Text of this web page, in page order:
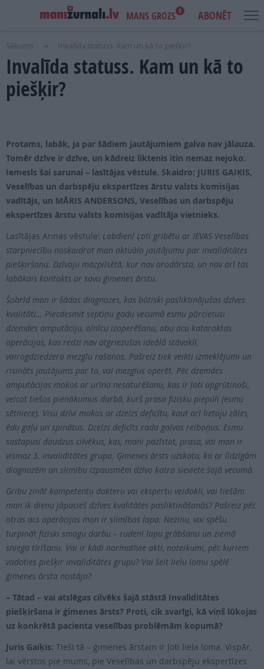
MANS GROZS 0
USER
ACCOUNT
MENU
MAIN
NAVIGATION
IENĀKT
IZDEVUMI
LASI PAR BRĪVU
REKLĀMA
IZDEVNIECĪBA
PROJEKTI
SEARCH
ABONĒT
Sākums Invalīda statuss. Kam un kā to piešķir?
Invalīda statuss. Kam un kā to
piešķir?
Protams, labāk, ja par šādiem jautājumiem galva nav jālauza.
Tomēr dzīve ir dzīve, un kādreiz liktenis itin nemaz nejoko.
Iemesls šai sarunai – lasītājas vēstule. Skaidro: JURIS GAIĶIS,
Veselības un darbspēju ekspertīzes ārstu valsts komisijas
vadītājs, un MĀRIS ANDERSONS, Veselības un darbspēju
ekspertīzes ārstu valsts komisijas vadītāja vietnieks.
Lasītājas Annas vēstule: Labdien! Ļoti gribētu ar IEVAS Veselības
starpniecību noskaidrot man aktuālo jautājumu par invaliditātes
piešķiršanu. Dzīvoju mazpilsētā, kur nav arodārsta, un nav arī tas
labākais kontakts ar savu ģimenes ārstu.
Šobrīd man ir šādas diagnozes, kas būtiski pasliktinājušas dzīves
kvalitāti… Piecdesmit septiņu gadu vecumā esmu pārcietusi
dzemdes amputāciju, olnīcu izoperēšanu, abu acu kataraktas
operācijas, kas redzi nav atgriezušas ideālā stāvoklī,
vairogdziedzera mezglu rašanos. Pašreiz tiek veikti izmeklējumi un
risināts jautājums par to, vai mezglus operēt. Pēc dzemdes
amputācijas mokos ar urīna nesaturēšanu, kas ir ļoti apgrūtinoši,
veicot tiešos pienākumus darbā, kurš prasa fizisku piepūli (esmu
sētniece). Visu dzīvi mokos ar dzelzs deficītu, kaut arī lietoju zāles,
ēdu gaļu un spinātus. Dzelzs deficīts rada galvas reiboņus. Esmu
sastapusi daudzus cilvēkus, kas, mani pazīstot, prasa, vai man ir
vismaz 3. invaliditātes grupa. Ģimenes ārsts uzskata, ka ar līdzīgām
diagnozēm un slimību izpausmēm dzīvo katra sieviete šajā vecumā.
Gribu zināt kompetentu dakteru vai ekspertu veidokli, vai tiešām
man ik dienu jāpacieš dzīves kvalitātes pasliktināšanās? Pašreiz pēc
otras acs operācijas man ir slimības lapa. Nezinu, vai spēšu
turpināt fiziski smagu darbu – rudenī lapu grābšanu un ziemā
sniega tīrīšanu. Vai ir kādi normatīvie akti, noteikumi, pēc kuriem
vadoties piešķir invaliditātes grupu? Vai šeit lielu lomu spēlē
ģimenes ārsta nostāja?
– Tātad – vai atslēgas cilvēks šajā stāstā Invaliditātes
piešķiršana ir ģimenes ārsts? Proti, cik svarīgi, kā viņš lūkojas
uz konkrētā pacienta veselības problēmām kopumā?
Juris Gaiķis: Tieši tā – ģimenes ārstam ir ļoti liela loma. Vispār,
lai vērstos pie mums, pie Veselības un darbspēju ekspertīzes